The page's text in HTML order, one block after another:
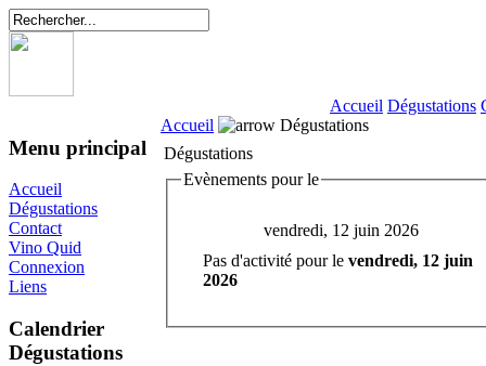
Accueil Dégustations
Menu principal
Accueil
Dégustations
Contact
Vino Quid
Connexion
Liens
Calendrier
Dégustations
Accueil
Dégustations
Dégustations
Evènements pour le
vendredi, 12 juin 2026
Pas d'activité pour le vendredi, 12 juin
2026